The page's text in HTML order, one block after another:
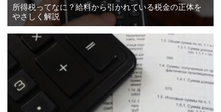
所得税ってなに？給料から引かれている税金の正体を
やさしく解説